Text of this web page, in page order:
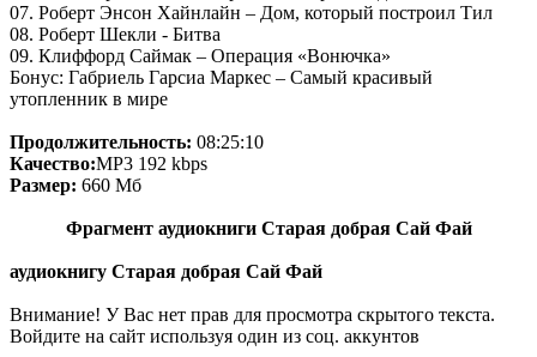
07. Роберт Энсон Хайнлайн – Дом, который построил Тил
08. Роберт Шекли - Битва
09. Клиффорд Саймак – Операция «Вонючка»
Бонус: Габриель Гарсиа Маркес – Самый красивый
утопленник в мире
Продолжительность: 08:25:10
Качество:MP3 192 kbps
Размер: 660 Мб
Фрагмент аудиокниги Старая добрая Сай Фай
аудиокнигу Старая добрая Сай Фай
Внимание! У Вас нет прав для просмотра скрытого текста.
Войдите на сайт используя один из соц. аккунтов